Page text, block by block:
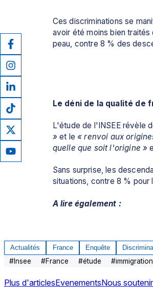
Ces discriminations se
avoir été moins bien traités
peau, contre 8 % des
Le déni de la qualité de
L'étude de l'INSEE révèle
» et le « renvoi aux
quelle que soit l'origine »
Sans surprise, les
situations, contre 8 %
A lire également :
Actualités France Enquête
#Insee #France #étude #immigration
Plus d'articlesEvenementsNous soutenir